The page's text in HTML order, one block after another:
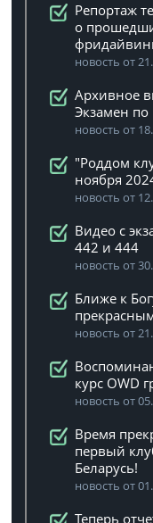
Репортаж
о
новость от
Архивное
Экзамен по
новость от
"Роддом
ноября
новость от
Видео с
442 и 444
новость от
Ближе к
новость от
курс OWD
новость от
Время
первый
Беларусь!
новость от
Теперь